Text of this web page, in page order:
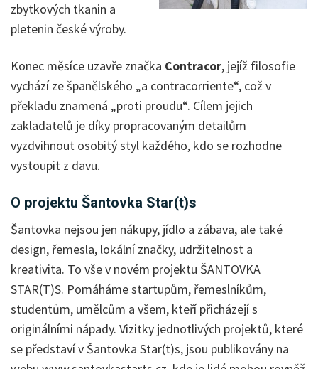
zbytkových tkanin a
pletenin české výroby.
Konec měsíce uzavře značka Contracor, jejíž filosofie
vychází ze španělského „a contracorriente“, což v
překladu znamená „proti proudu“. Cílem jejich
zakladatelů je díky propracovaným detailům
vyzdvihnout osobitý styl každého, kdo se rozhodne
vystoupit z davu.
O projektu Šantovka Star(t)s
Šantovka nejsou jen nákupy, jídlo a zábava, ale také
design, řemesla, lokální značky, udržitelnost a
kreativita. To vše v novém projektu ŠANTOVKA
STAR(T)S. Pomáháme startupům, řemeslníkům,
studentům, umělcům a všem, kteří přicházejí s
originálními nápady. Vizitky jednotlivých projektů, které
se představí v Šantovka Star(t)s, jsou publikovány na